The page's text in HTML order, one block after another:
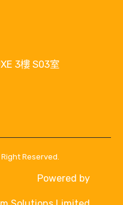
3樓 S03室
Reserved.
Powered by